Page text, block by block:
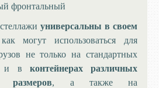
универсальны в своем
могут использоваться для
не только на стандартных
и в контейнерах различных
, а также на